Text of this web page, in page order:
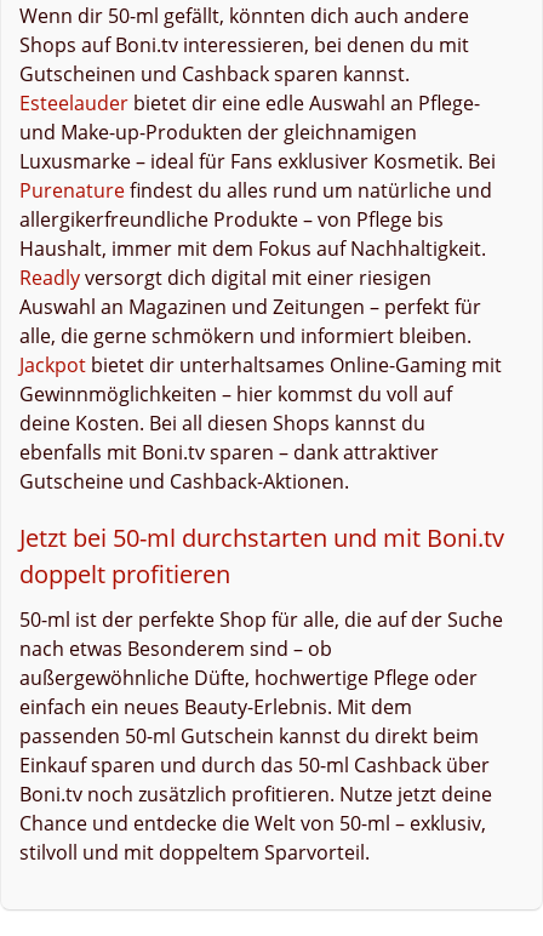
Wenn dir 50-ml gefällt, könnten dich auch andere
Shops auf Boni.tv interessieren, bei denen du mit
Gutscheinen und Cashback sparen kannst.
Esteelauder bietet dir eine edle Auswahl an Pflege-
und Make-up-Produkten der gleichnamigen
Luxusmarke – ideal für Fans exklusiver Kosmetik. Bei
Purenaturefindest du alles rund um natürliche und
allergikerfreundliche Produkte – von Pflege bis
Haushalt, immer mit dem Fokus auf Nachhaltigkeit.
Readlyversorgt dich digital mit einer riesigen
Auswahl an Magazinen und Zeitungen – perfekt für
alle, die gerne schmökern und informiert bleiben.
Jackpot bietet dir unterhaltsames Online-Gaming mit
Gewinnmöglichkeiten – hier kommst du voll auf
deine Kosten. Bei all diesen Shops kannst du
ebenfalls mit Boni.tv sparen – dank attraktiver
Gutscheine und Cashback-Aktionen.
Jetzt bei 50-ml durchstarten und mit Boni.tv
doppelt profitieren
50-ml ist der perfekte Shop für alle, die auf der Suche
nach etwas Besonderem sind – ob
außergewöhnliche Düfte, hochwertige Pflege oder
einfach ein neues Beauty-Erlebnis. Mit dem
passenden 50-ml Gutschein kannst du direkt beim
Einkauf sparen und durch das 50-ml Cashback über
Boni.tv noch zusätzlich profitieren. Nutze jetzt deine
Chance und entdecke die Welt von 50-ml – exklusiv,
stilvoll und mit doppeltem Sparvorteil.